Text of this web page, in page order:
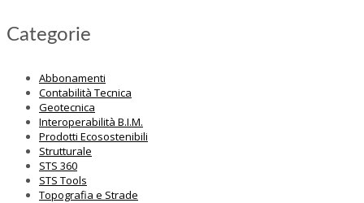
Categorie
Abbonamenti
Contabilità Tecnica
Geotecnica
Interoperabilità B.I.M.
Prodotti Ecosostenibili
Strutturale
STS 360
STS Tools
Topografia e Strade